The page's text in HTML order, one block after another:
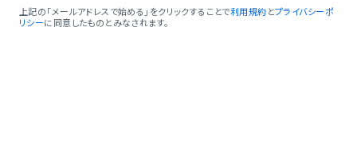
上記の「メールアドレスで始める」をクリックすることで利用規約 とプライバシーポ
リシーに同意したものとみなされます。